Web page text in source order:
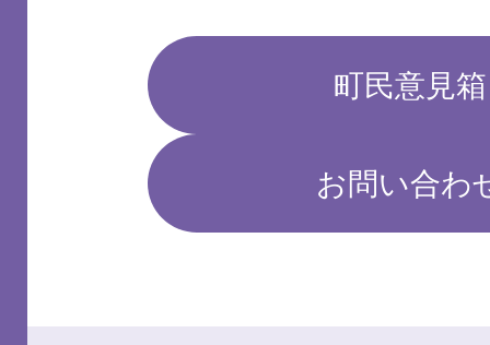
町民意見箱
お問い合わ